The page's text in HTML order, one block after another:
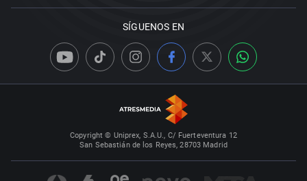
SÍGUENOS EN
Copyright © Uniprex, S.A.U., C/ Fuerteventura 12
San Sebastián de los Reyes, 28703 Madrid